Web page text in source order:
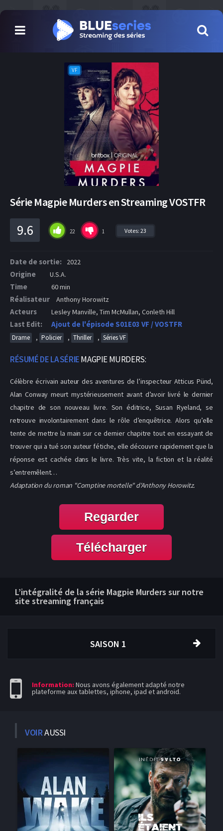
VF
Série Magpie Murders en Streaming VOSTFR
9.6 22 1 Votes: 23
Date de sortie: 2022
Origine U.S.A.
Time 60 min
Réalisateur Anthony Horowitz
Acteurs Lesley Manville, Tim McMullan, Conleth Hill
Last Edit: Ajout de l'épisode S01E03 VF / VOSTFR
Drame , Policier , Thriller , Séries VF
RÉSUMÉ DE LA SÉRIEMAGPIE MURDERS:
Célèbre écrivain auteur des aventures de l’inspecteur Atticus Pünd,
Alan Conway meurt mystérieusement avant d’avoir livré le dernier
chapitre de son nouveau livre. Son éditrice, Susan Ryeland, se
retrouve involontairement dans le rôle d’enquêtrice. Alors qu’elle
tente de mettre la main sur ce dernier chapitre tout en essayant de
trouver qui a tué son auteur fétiche, elle découvre rapidement que la
réponse est cachée dans le livre. Très vite, la fiction et la réalité
s’entremêlent…
Adaptation du roman "Comptine mortelle" d'Anthony Horowitz.
Regarder
Télécharger
L’intégralité de la série Magpie Murders sur notre
site streaming français
SAISON 1
Information: Nous avons également adapté notre
plateforme aux tablettes, iphone, ipad et android.
VOIRAUSSI